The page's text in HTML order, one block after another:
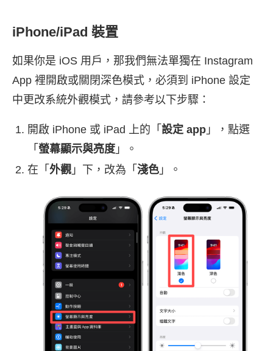
iPhone/iPad 裝置
如果你是 iOS 用戶，那我們無法單獨在 Instagram
App 裡開啟或關閉深色模式，必須到 iPhone 設定
中更改系統外觀模式，請參考以下步驟：
開啟 iPhone 或 iPad 上的「 設定 app 」，點選
「 螢幕顯示與亮度 」。
在「 外觀 」下，改為「 淺色 」。